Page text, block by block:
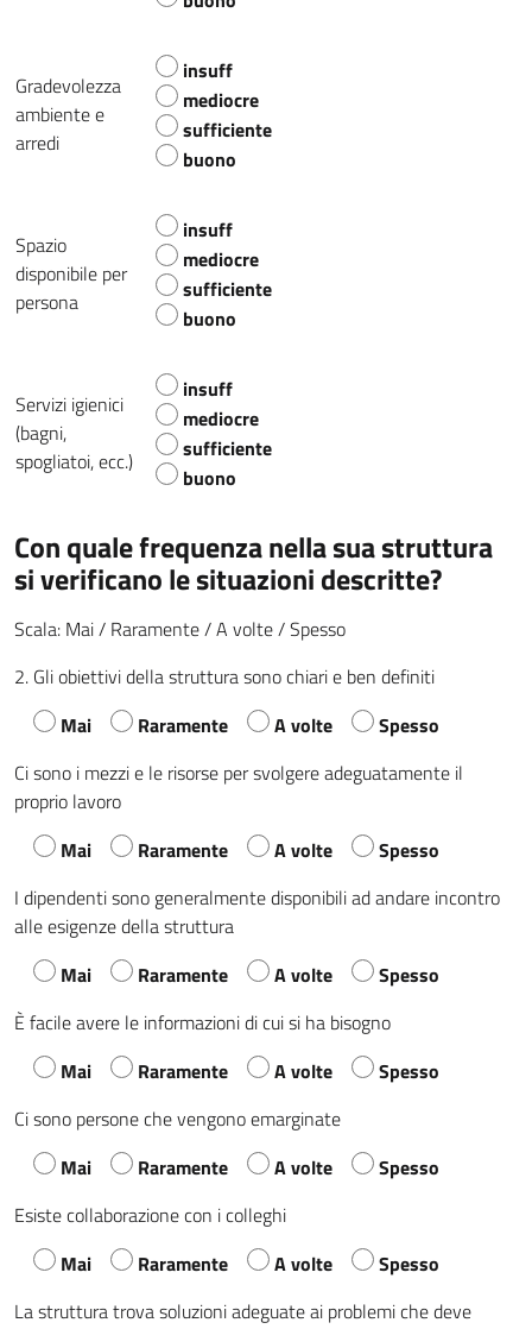
Gradevolezza
ambiente e
arredi
insuff
mediocre
sufficiente
buono
Spazio
disponibile per
persona
insuff
mediocre
sufficiente
buono
Servizi igienici
(bagni,
spogliatoi, ecc.)
insuff
mediocre
sufficiente
buono
Con quale frequenza nella sua struttura
si verificano le situazioni descritte?
Scala: Mai / Raramente / A volte / Spesso
2. Gli obiettivi della struttura sono chiari e ben definiti
Mai
Raramente A volte
Spesso
Ci sono i mezzi e le risorse per svolgere adeguatamente il
proprio lavoro
Mai
Raramente A volte
Spesso
I dipendenti sono generalmente disponibili ad andare incontro
alle esigenze della struttura
Mai
Raramente A volte
Spesso
È facile avere le informazioni di cui si ha bisogno
Mai
Raramente A volte
Spesso
Ci sono persone che vengono emarginate
Mai
Raramente A volte
Spesso
Esiste collaborazione con i colleghi
Mai
Raramente A volte
Spesso
La struttura trova soluzioni adeguate ai problemi che deve